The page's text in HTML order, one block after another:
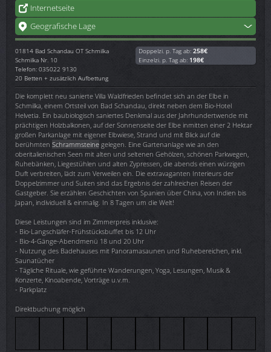
Internetseite
Geografische Lage
01814 Bad Schandau OT Schmilka
Schmilka Nr. 10
Telefon: 035022 9130
20 Betten + zusätzlich Aufbettung
Doppelzi. p. Tag ab: 258€
Einzelzi. p. Tag ab: 198€
Die komplett neu sanierte Villa Waldfrieden befindet sich an der Elbe in
Schmilka, einem Ortsteil von Bad Schandau, direkt neben dem Bio-Hotel
Helvetia. Ein baubiologisch saniertes Denkmal aus der Jahrhundertwende mit
prächtigen Holzbalkonen, auf der Sonnenseite der Elbe inmitten einer 2 Hektar
großen Parkanlage mit eigener Elbwiese, Strand und mit Blick auf die
berühmten Schrammsteine gelegen. Eine Gartenanlage wie an den
oberitalienischen Seen mit alten und seltenen Gehölzen, schönen Parkwegen,
Ruhebänken, Liegestühlen und alten Zypressen, die abends einen würzigen
Duft verbreiten, lädt zum Verweilen ein. Die extravaganten Interieurs der
Doppelzimmer und Suiten sind das Ergebnis der zahlreichen Reisen der
Gastgeber. Sie erzählen Geschichten von Spanien über China, von Indien bis
Japan, individuell & einmalig. In 8 Tagen um die Welt!
Diese Leistungen sind im Zimmerpreis inklusive:
- Bio-Langschläfer-Frühstücksbuffet bis 12 Uhr
- Bio-4-Gänge-Abendmenü 18 und 20 Uhr
- Nutzung des Badehauses mit Panoramasaunen und Ruhebereichen, inkl.
Saunatücher
- Tägliche Rituale, wie geführte Wanderungen, Yoga, Lesungen, Musik &
Konzerte, Kinoabende, Vorträge u.v.m.
- Parkplatz
Direktbuchung möglich